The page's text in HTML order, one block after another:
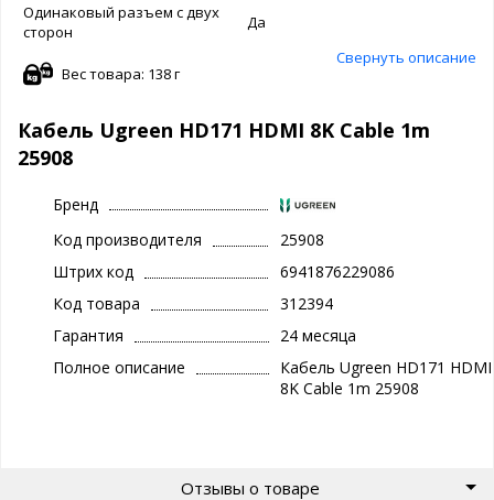
Одинаковый разъем с двух
сторон
Да
Свернуть описание
Вес товара: 138 г
Кабель Ugreen HD171 HDMI 8K Cable 1m
25908
Бренд
Код производителя
25908
Штрих код
6941876229086
Код товара
312394
Гарантия
24 месяца
Полное описание
Кабель Ugreen HD171 HDMI
8K Cable 1m 25908
Отзывы о товаре